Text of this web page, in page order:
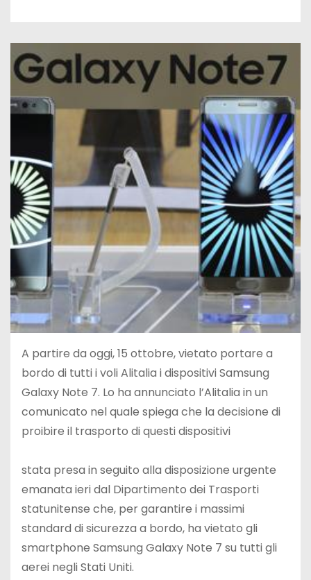
A partire da oggi, 15 ottobre, vietato portare a
bordo di tutti i voli Alitalia i dispositivi Samsung
Galaxy Note 7. Lo ha annunciato l’Alitalia in un
comunicato nel quale spiega che la decisione di
proibire il trasporto di questi dispositivi
stata presa in seguito alla disposizione urgente
emanata ieri dal Dipartimento dei Trasporti
statunitense che, per garantire i massimi
standard di sicurezza a bordo, ha vietato gli
smartphone Samsung Galaxy Note 7 su tutti gli
aerei negli Stati Uniti.